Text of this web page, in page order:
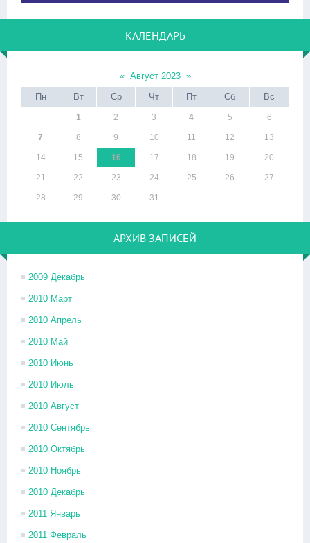
КАЛЕНДАРЬ
« Август 2023 »
Пн
Вт Ср Чт Пт Сб Вс
1 2 3 4 5 6
7 8 9 10 11 12 13
14 15 16 17 18 19 20
21 22 23 24 25 26 27
28 29 30 31
АРХИВ ЗАПИСЕЙ
2009 Декабрь
2010 Март
2010 Апрель
2010 Май
2010 Июнь
2010 Июль
2010 Август
2010 Сентябрь
2010 Октябрь
2010 Ноябрь
2010 Декабрь
2011 Январь
2011 Февраль